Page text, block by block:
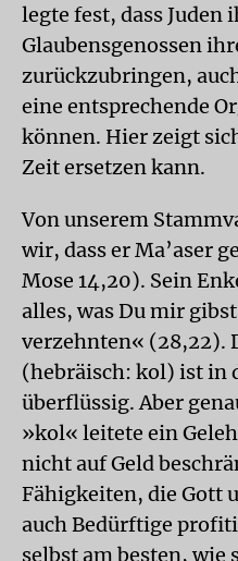
legte fest, dass Juden
Glaubensgenossen
zurückzubringen,
eine entsprechende
können. Hier zeigt
Zeit ersetzen kann.
Von unserem
wir, dass er Ma’aser
Mose 14,20). Sein
alles, was Du mir
verzehnten« (28,22).
(hebräisch: kol) ist in
überflüssig. Aber
»kol« leitete ein
nicht auf Geld
Fähigkeiten, die Gott
auch Bedürftige
selbst am besten, wie